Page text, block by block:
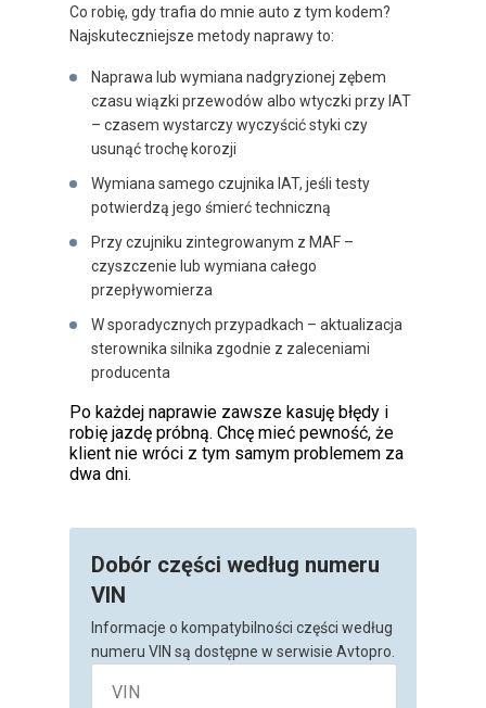
Co robię, gdy trafia do mnie auto z tym kodem?
Najskuteczniejsze metody naprawy to:
Naprawa lub wymiana nadgryzionej zębem
czasu wiązki przewodów albo wtyczki przy IAT
– czasem wystarczy wyczyścić styki czy
usunąć trochę korozji
Wymiana samego czujnika IAT, jeśli testy
potwierdzą jego śmierć techniczną
Przy czujniku zintegrowanym z MAF –
czyszczenie lub wymiana całego
przepływomierza
W sporadycznych przypadkach – aktualizacja
sterownika silnika zgodnie z zaleceniami
producenta
Po każdej naprawie zawsze kasuję błędy i
robię jazdę próbną. Chcę mieć pewność, że
klient nie wróci z tym samym problemem za
dwa dni.
Dobór części według numeru
VIN
Informacje o kompatybilności części według
numeru VIN są dostępne w serwisie Avtopro.